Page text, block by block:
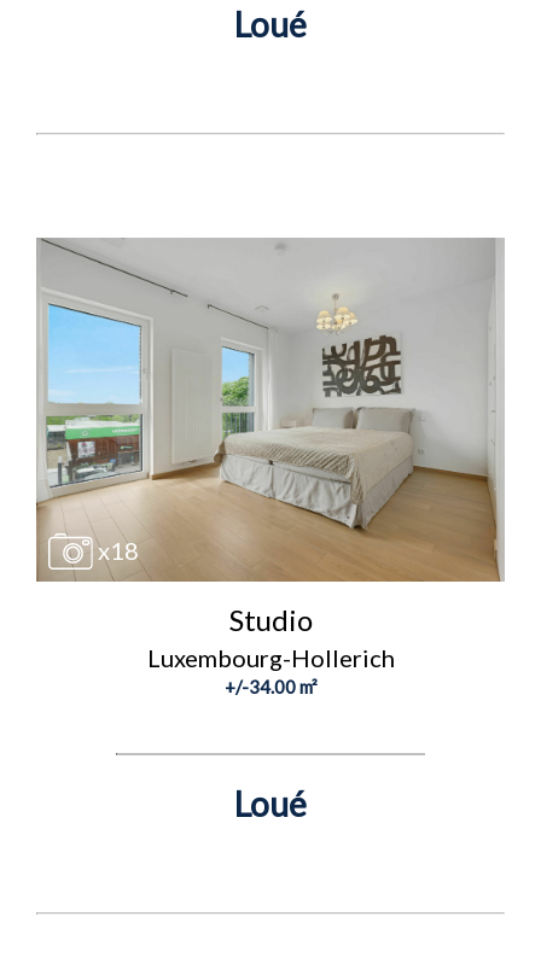
Loué
x18
Studio
Luxembourg-Hollerich
+/-34.00 m²
Loué